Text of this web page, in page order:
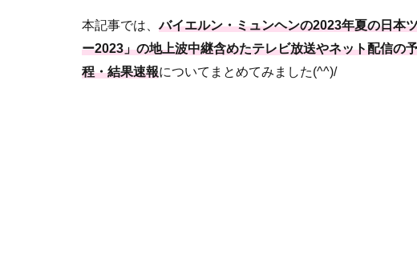
本記事では、バイエルン・ミュンヘンの2023年夏の日本
ー2023」の地上波中継含めたテレビ放送やネット配信の
程・結果速報についてまとめてみました(^^)/